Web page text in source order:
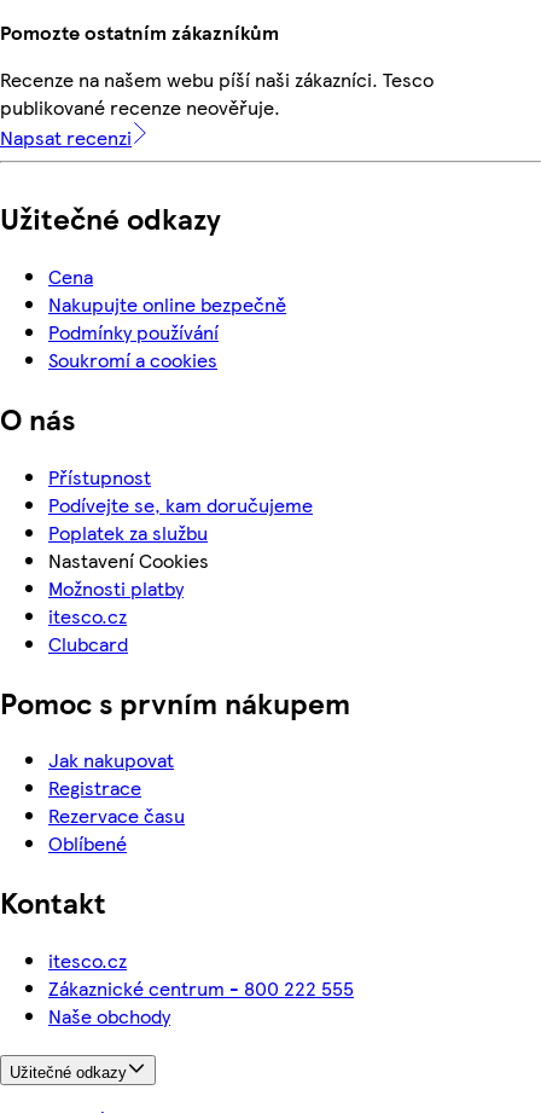
Pomozte ostatním zákazníkům
Recenze na našem webu píší naši zákazníci. Tesco
publikované recenze neověřuje.
Napsat recenzi
Užitečné odkazy
Cena
Nakupujte online bezpečně
Podmínky používání
Soukromí a cookies
O nás
Přístupnost
Podívejte se, kam doručujeme
Poplatek za službu
Nastavení Cookies
Možnosti platby
itesco.cz
Clubcard
Pomoc s prvním nákupem
Jak nakupovat
Registrace
Rezervace času
Oblíbené
Kontakt
itesco.cz
Zákaznické centrum - 800 222 555
Naše obchody
Užitečné odkazy